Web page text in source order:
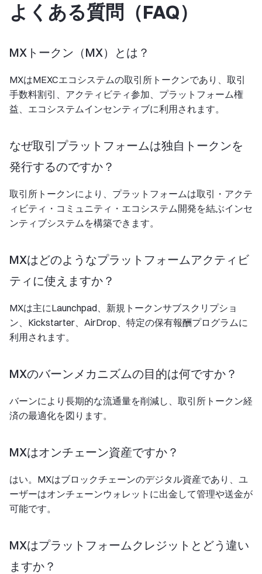
よくある質問（FAQ）
MXトークン（MX）とは？
MXはMEXCエコシステムの取引所トークンであり、取引
手数料割引、アクティビティ参加、プラットフォーム権
益、エコシステムインセンティブに利用されます。
なぜ取引プラットフォームは独自トークンを
発行するのですか？
取引所トークンにより、プラットフォームは取引・アクテ
ィビティ・コミュニティ・エコシステム開発を結ぶインセ
ンティブシステムを構築できます。
MXはどのようなプラットフォームアクティビ
ティに使えますか？
MXは主にLaunchpad、新規トークンサブスクリプショ
ン、Kickstarter、AirDrop、特定の保有報酬プログラムに
利用されます。
MXのバーンメカニズムの目的は何ですか？
バーンにより長期的な流通量を削減し、取引所トークン経
済の最適化を図ります。
MXはオンチェーン資産ですか？
はい。MXはブロックチェーンのデジタル資産であり、ユ
ーザーはオンチェーンウォレットに出金して管理や送金が
可能です。
MXはプラットフォームクレジットとどう違い
ますか？